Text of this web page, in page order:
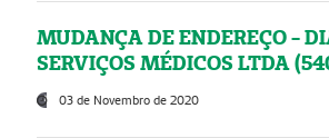
MUDANÇA DE ENDEREÇO -
SERVIÇOS MÉDICOS LTDA
03 de Novembro de 2020